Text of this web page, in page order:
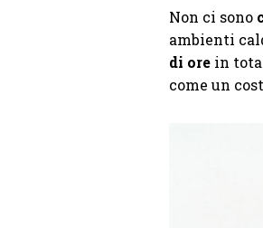
Non ci sono
ambienti
di ore in
come un